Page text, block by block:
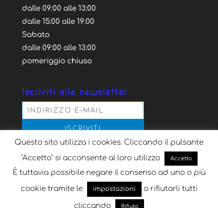
dalle 09:00 alle 13:00
dalle 15:00 alle 19:00
Sabato
dalle 09:00 alle 13:00
pomeriggio chiuso
Iscriviti alla newsletter
Acconsento al trattamento dei dati personali
secondo la normativa vigente, per il solo scopo
dell'iscrizione alla newsletter
Questo sito utilizza i cookies. Cliccando il pulsante
"Accetto" si acconsente al loro utilizzo
Accetto
È tuttavia possibile negare il consenso ad uno o più
cookie tramite le
impostazioni o rifiutarli tutti
cliccando Rifiuto